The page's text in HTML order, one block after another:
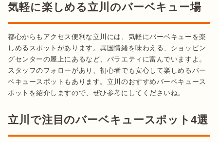
気軽に楽しめる立川のバーベキュー場
都心からもアクセス便利な立川には、気軽にバーベキューを楽
しめるスポットがあります。異国情緒を味わえる、ショッピン
グセンターの屋上にあるなど、バラエティに富んでいますよ。
スタッフのフォローがあり、初心者でも安心して楽しめるバー
ベキュースポットもあります。立川のおすすめバーベキュース
ポットを紹介しますので、ぜひ参考にしてくださいね。
立川で注目のバーベキュースポット4選